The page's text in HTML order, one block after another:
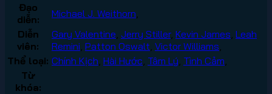
Đạo
diễn:
Michael J. Weithorn
Diễn
viên:
Gary Valentine Jerry Stiller, Kevin James Leah
Remini Patton Oswalt Victor Williams
Thể loại: Chính Kịch Hài Hước Tâm Lý Tình Cảm
Từ
khóa: